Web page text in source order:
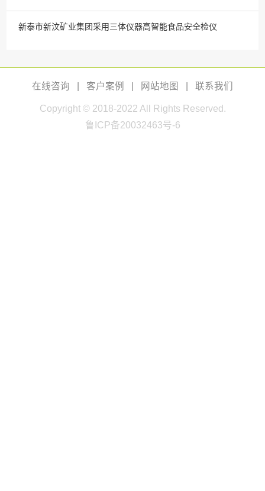
新泰市新汶矿业集团采用三体仪器高智能食品安全检仪
在线咨询 客户案例 网站地图 联系我们
Copyright © 2018-2022 All Rights Reserved.
鲁ICP备20032463号-6